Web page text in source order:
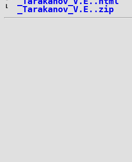
_Tarakanov_V.E..zip